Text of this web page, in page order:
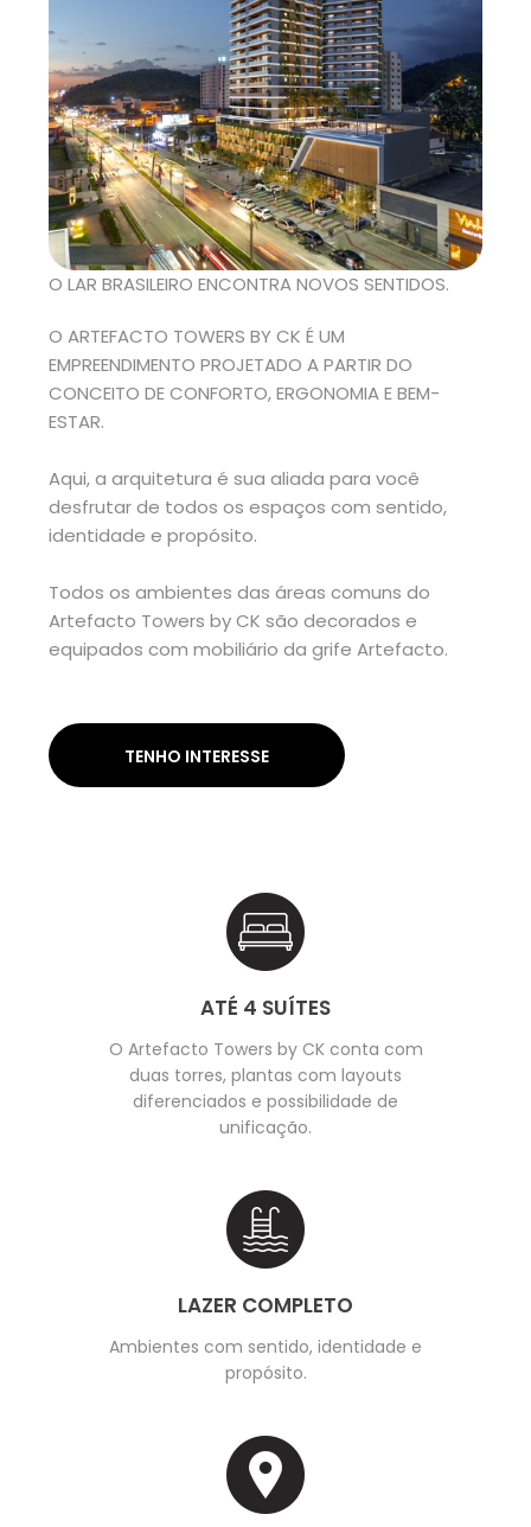
O LAR BRASILEIRO ENCONTRA NOVOS SENTIDOS.
O ARTEFACTO TOWERS BY CK É UM
EMPREENDIMENTO PROJETADO A PARTIR DO
CONCEITO DE CONFORTO, ERGONOMIA E BEM-
ESTAR.
Aqui, a arquitetura é sua aliada para você
desfrutar de todos os espaços com sentido,
identidade e propósito.
Todos os ambientes das áreas comuns do
Artefacto Towers by CK são decorados e
equipados com mobiliário da grife Artefacto.
TENHO INTERESSE
ATÉ 4 SUÍTES
O Artefacto Towers by CK conta com
duas torres, plantas com layouts
diferenciados e possibilidade de
unificação.
LAZER COMPLETO
Ambientes com sentido, identidade e
propósito.